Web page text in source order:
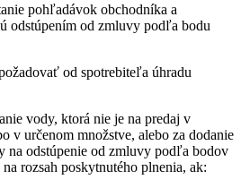
pohľadávok obchodníka a
odstúpením od zmluvy podľa bodu
od spotrebiteľa úhradu
vody, ktorá nie je na predaj v
v určenom množstve, alebo za dodanie
na odstúpenie od zmluvy podľa bodov
rozsah poskytnutého plnenia, ak: